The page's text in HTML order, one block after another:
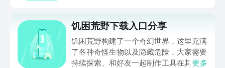
地址，看一下这款游戏应该在什么地方下
载，其实游戏的每一处设计都会让荒野的
生存乐趣都变得唾手可及。
饥困荒野下载入口分享
饥困荒野构建了一个奇幻世界，这里充满
了各种奇怪生物以及隐藏危险，大家需要
持续探索、和好友一起制作工具在其中求
更多